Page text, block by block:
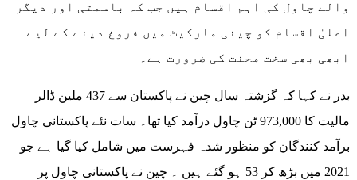
والے چاول کی اہم اقسام ہیں جب کہ باسمتی اور دیگر
اعلیٰ اقسام کو چینی مارکیٹ میں فروغ دینے کے لیے
ابھی بھی سخت محنت کی ضرورت ہے۔
مالیت کا 973,000 ٹن چاول درآمد کیا تھا۔ سات نئے پاکستانی چاول
برآمد کنندگان کو منظور شدہ فہرست میں شامل کیا گیا ہے جو
2021 میں بڑھ کر 53 ہو گئے ہیں ۔ چین نے پاکستانی چاول پر